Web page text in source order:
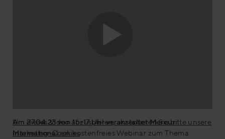
Um dieses Video abzuspielen, akzeptieren Sie bitte unsere
Marketing-Cookies
Am 27.04.23 von 16-17 Uhr veranstaltet Mercuri
Internationalein kostenfreies Webinar zum Thema: